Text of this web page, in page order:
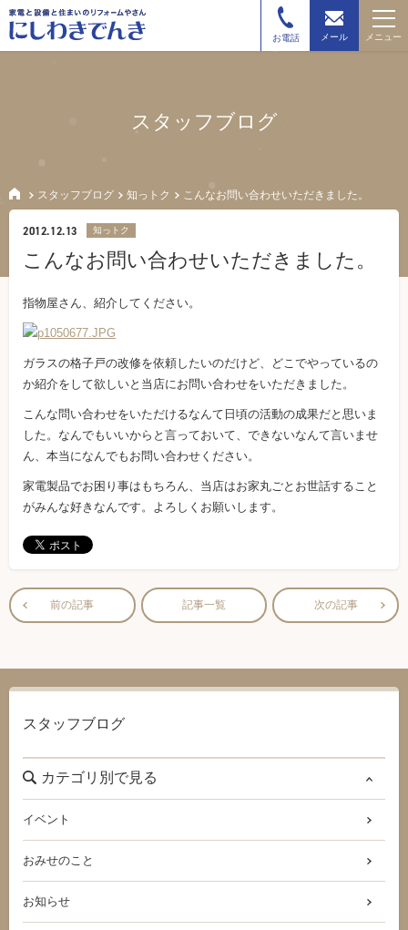
お電話 メール メニュー
スタッフブログ
スタッフブログ 知っトク こんなお問い合わせいただきました。
2012.12.13 知っトク
こんなお問い合わせいただきました。
指物屋さん、紹介してください。
ガラスの格子戸の改修を依頼したいのだけど、どこでやっているの
か紹介をして欲しいと当店にお問い合わせをいただきました。
こんな問い合わせをいただけるなんて日頃の活動の成果だと思いま
した。なんでもいいからと言っておいて、できないなんて言いませ
ん、本当になんでもお問い合わせください。
家電製品でお困り事はもちろん、当店はお家丸ごとお世話すること
がみんな好きなんです。よろしくお願いします。
前の記事 記事一覧 次の記事
スタッフブログ
カテゴリ別で見る
イベント
おみせのこと
お知らせ